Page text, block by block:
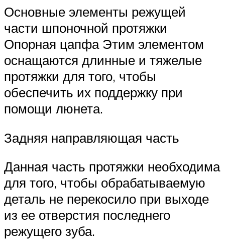
Основные элементы режущей
части шпоночной протяжки
Опорная цапфа Этим элементом
оснащаются длинные и тяжелые
протяжки для того, чтобы
обеспечить их поддержку при
помощи люнета.
Задняя направляющая часть
Данная часть протяжки необходима
для того, чтобы обрабатываемую
деталь не перекосило при выходе
из ее отверстия последнего
режущего зуба.